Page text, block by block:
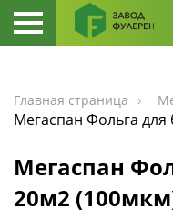
Главная страница
Мегаспан Фольга
Мегаспан
20м2